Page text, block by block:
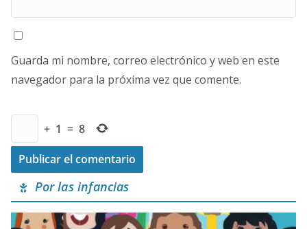
Guarda mi nombre, correo electrónico y web en este
navegador para la próxima vez que comente.
+ 1 = 8
Por las infancias